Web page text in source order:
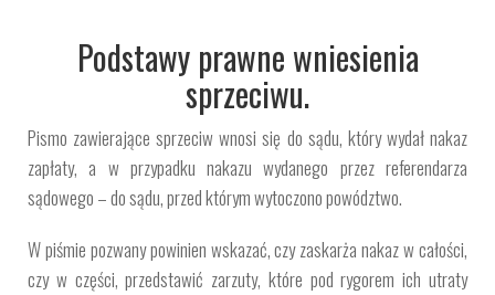
Podstawy prawne wniesienia
sprzeciwu.
Pismo zawierające sprzeciw wnosi się do sądu, który wydał nakaz
zapłaty, a w przypadku nakazu wydanego przez referendarza
sądowego – do sądu, przed którym wytoczono powództwo.
W piśmie pozwany powinien wskazać, czy zaskarża nakaz w całości,
czy w części, przedstawić zarzuty, które pod rygorem ich utraty